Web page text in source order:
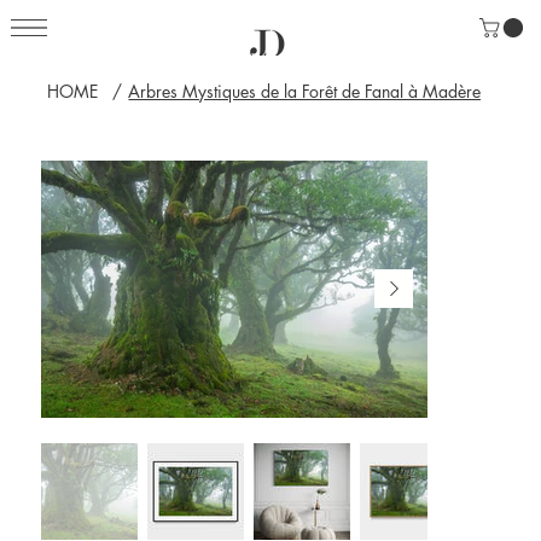
HOME / Arbres Mystiques de la Forêt de Fanal à Madère